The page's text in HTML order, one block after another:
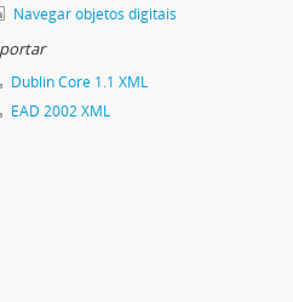
Navegar objetos digitais
Dublin Core 1.1 XML
EAD 2002 XML